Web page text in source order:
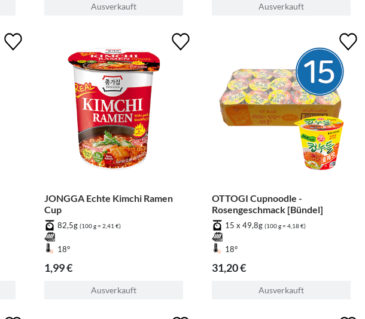
Ausverkauft Ausverkauft
JONGGA Echte Kimchi Ramen
Cup
82,5g (100 g = 2,41 €)
18°
1,99 €
Ausverkauft
OTTOGI Cupnoodle -
Rosengeschmack [Bündel]
15 x 49,8g (100 g = 4,18 €)
18°
31,20 €
Ausverkauft